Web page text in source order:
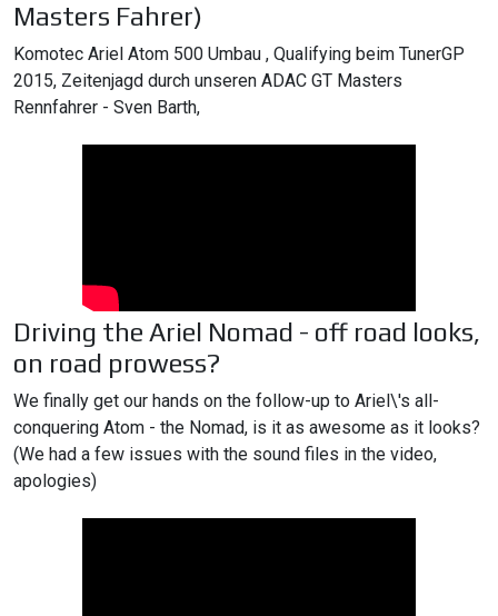
Masters Fahrer)
Komotec Ariel Atom 500 Umbau , Qualifying beim TunerGP
2015, Zeitenjagd durch unseren ADAC GT Masters
Rennfahrer - Sven Barth,
Driving the Ariel Nomad - off road looks,
on road prowess?
We finally get our hands on the follow-up to Ariel\'s all-
conquering Atom - the Nomad, is it as awesome as it looks?
(We had a few issues with the sound files in the video,
apologies)